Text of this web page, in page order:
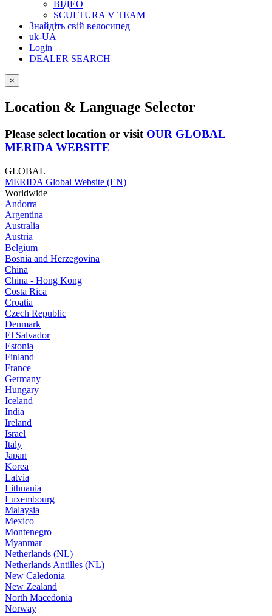
ВІДЕО
SCULTURA V TEAM
Знайдіть свій велосипед
uk-UA
Login
DEALER SEARCH
×
Location & Language Selector
Please select location or visit OUR GLOBAL
MERIDA WEBSITE
GLOBAL
MERIDA Global Website (EN)
Worldwide
Andorra
Argentina
Australia
Austria
Belgium
Bosnia and Herzegovina
China
China - Hong Kong
Costa Rica
Croatia
Czech Republic
Denmark
El Salvador
Estonia
Finland
France
Germany
Hungary
Iceland
India
Ireland
Israel
Italy
Japan
Korea
Latvia
Lithuania
Luxembourg
Malaysia
Mexico
Montenegro
Myanmar
Netherlands (NL)
Netherlands Antilles (NL)
New Caledonia
New Zealand
North Macedonia
Norway